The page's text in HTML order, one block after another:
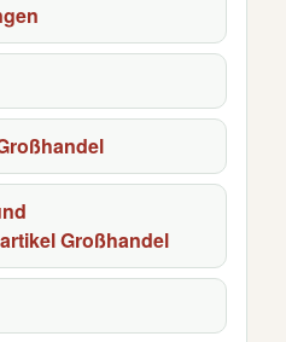
Großhandel